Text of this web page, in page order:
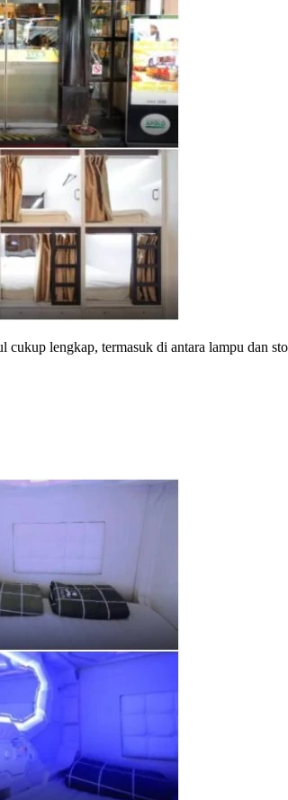
lengkap, termasuk di antara lampu dan